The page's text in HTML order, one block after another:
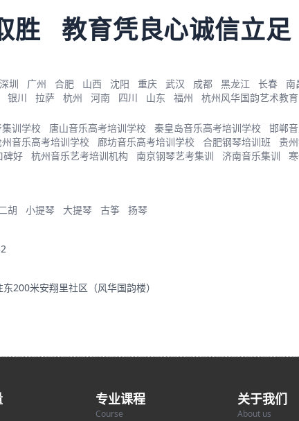
胜 教育凭良心诚信立足
深圳 广州 合肥 山西 沈阳 重庆 武汉 成都 黑龙江 长春 南
银川 拉萨 杭州 河南 四川 山东 福州 杭州风华国韵艺术教育
训学校 唐山音乐高考培训学校 秦皇岛音乐高考培训学校 邯郸
州音乐高考培训学校 廊坊音乐高考培训学校 合肥钢琴培训班 贵
碑好
杭州音乐艺考培训机构 南京钢琴艺考集训 济南音乐集训
胡 小提琴 大提琴 古筝 扬琴
200米安翔里社区（风华国韵楼）
专业课程
Course
关于我们
About us